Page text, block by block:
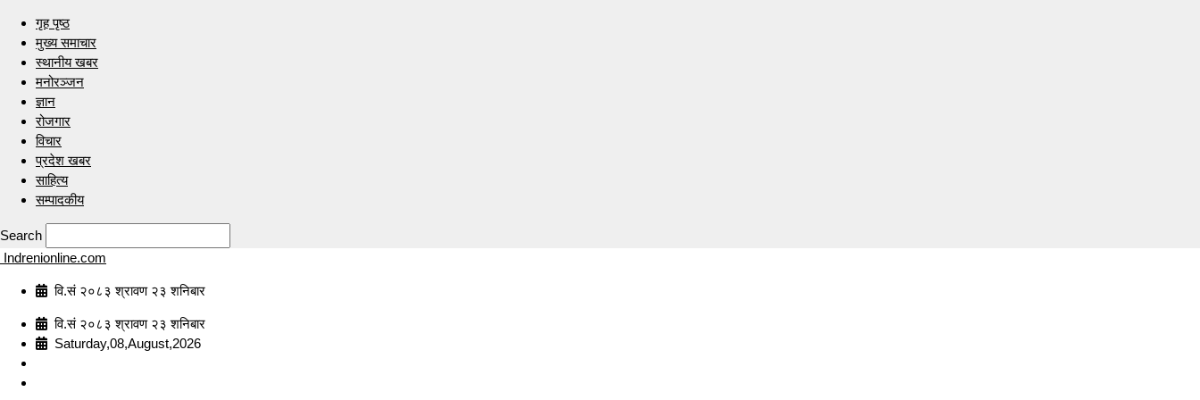
गृह पृष्ठ
मुख्य समाचार
स्थानीय खबर
मनोरञ्जन
ज्ञान
रोजगार
विचार
प्रदेश खबर
साहित्य
सम्पादकीय
Search
Indrenionline.com
वि.सं २०८३ श्रावण २३ शनिबार
वि.सं २०८३ श्रावण २३ शनिबार
Saturday,08,August,2026